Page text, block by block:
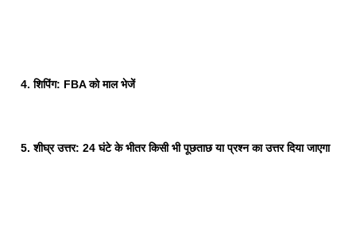
4. शिपिंग: FBA को माल भेजें
5. शीघ्र उत्तर: 24 घंटे के भीतर किसी भी पूछताछ या प्रश्न का उत्तर दिया जाएगा